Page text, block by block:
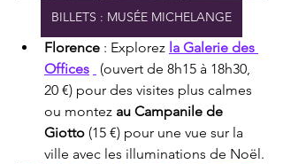
BILLETS : MUSÉE MICHELANGE
Florence : Explorez la Galerie des
Offices
(ouvert de 8h15 à 18h30,
20 €) pour des visites plus calmes
ou montez au Campanile de
Giotto (15 €) pour une vue sur la
ville avec les illuminations de Noël.